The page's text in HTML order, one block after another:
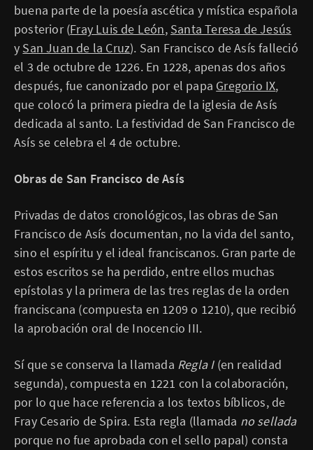
buena parte de la poesía ascética y mística española
posterior (Fray Luis de León, Santa Teresa de Jesús
y San Juan de la Cruz). San Francisco de Asís falleció
el 3 de octubre de 1226. En 1228, apenas dos años
después, fue canonizado por el papa Gregorio IX,
que colocó la primera piedra de la iglesia de Asís
dedicada al santo. La festividad de San Francisco de
Asís se celebra el 4 de octubre.
Obras de San Francisco de Asís
Privadas de datos cronológicos, las obras de San
Francisco de Asís documentan, no la vida del santo,
sino el espíritu y el ideal franciscanos. Gran parte de
estos escritos se ha perdido, entre ellos muchas
epístolas y la primera de las tres reglas de la orden
franciscana (compuesta en 1209 o 1210), que recibió
la aprobación oral de Inocencio III.
Sí que se conserva la llamada Regla I(en realidad
segunda), compuesta en 1221 con la colaboración,
por lo que hace referencia a los textos bíblicos, de
Fray Cesario de Spira. Esta regla (llamada no sellada
porque no fue aprobada con el sello papal) consta